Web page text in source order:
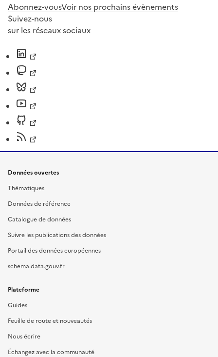
Abonnez-vousVoir nos prochains évènements
Suivez-nous
sur les réseaux sociaux
Données ouvertes
Thématiques
Données de référence
Catalogue de données
Suivre les publications des données
Portail des données européennes
schema.data.gouv.fr
Plateforme
Guides
Feuille de route et nouveautés
Nous écrire
Échangez avec la communauté